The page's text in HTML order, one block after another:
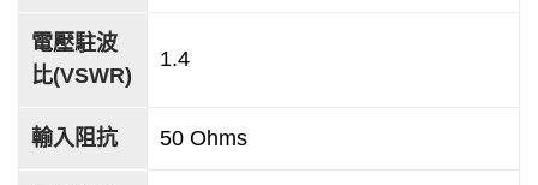
電壓駐波
比(VSWR)
1.4
輸入阻抗 50 Ohms